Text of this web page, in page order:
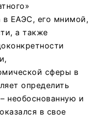
в ЕАЭС, его мнимой,
а также
сферы в
определить
необоснованную и
в свое